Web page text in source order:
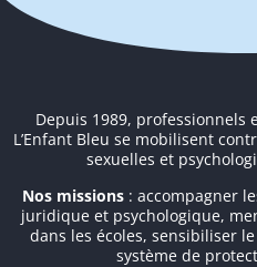
Depuis 1989, professionnels
L’Enfant Bleu se mobilisent
sexuelles et
Nos missions: accompagner
juridique et psychologique,
dans les écoles, sensibiliser
système de